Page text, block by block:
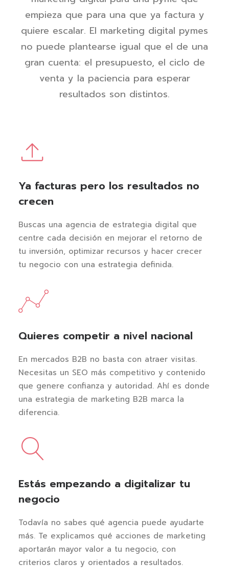
empieza que para una que ya factura y
quiere escalar. El marketing digital pymes
no puede plantearse igual que el de una
gran cuenta: el presupuesto, el ciclo de
venta y la paciencia para esperar
resultados son distintos.
Ya facturas pero los resultados no
crecen
Buscas una agencia de estrategia digital que
centre cada decisión en mejorar el retorno de
tu inversión, optimizar recursos y hacer crecer
tu negocio con una estrategia definida.
Quieres competir a nivel nacional
En mercados B2B no basta con atraer visitas.
Necesitas un SEO más competitivo y contenido
que genere confianza y autoridad. Ahí es donde
una estrategia de marketing B2B marca la
diferencia.
Estás empezando a digitalizar tu
negocio
Todavía no sabes qué agencia puede ayudarte
más. Te explicamos qué acciones de marketing
aportarán mayor valor a tu negocio, con
criterios claros y orientados a resultados.